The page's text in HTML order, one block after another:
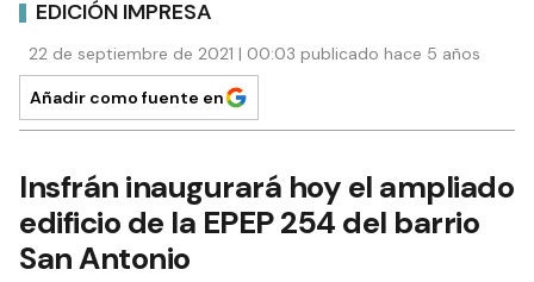
EDICIÓN IMPRESA
22 de septiembre de 2021 | 00:03 publicado hace 5 años
Añadir como fuente en
Insfrán inaugurará hoy el ampliado
edificio de la EPEP 254 del barrio
San Antonio